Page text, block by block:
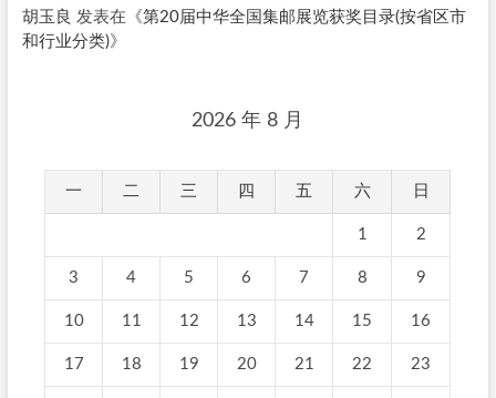
胡玉良 发表在《第20届中华全国集邮展览获奖目录(按省区市
和行业分类)》
2026 年 8 月
一 二 三 四 五 六 日
1 2
3 4 5 6 7 8 9
10 11 12 13 14 15 16
17 18 19 20 21 22 23